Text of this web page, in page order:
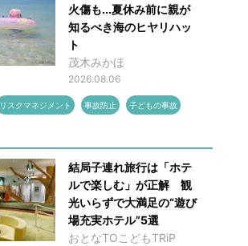
火傷も...夏休み前に親が
知るべき海のヒヤリハッ
ト
茂木みかほ
2026.08.06
リスクマネジメント 事故防止 子どもの事故
結局子連れ旅行は「ホテ
ルで楽しむ」が正解 観
光いらずで大満足の“遊び
場充実ホテル”5選
おとなTOこどもTRiP